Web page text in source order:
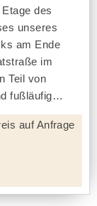
des
unseres
am Ende
im
Teil von
fußläufig
auf Anfrage